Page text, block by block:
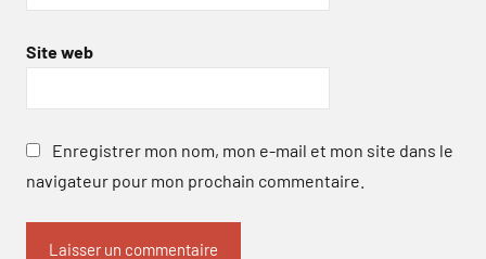
Site web
Enregistrer mon nom, mon e-mail et mon site dans le
navigateur pour mon prochain commentaire.